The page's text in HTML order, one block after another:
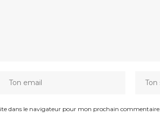
dans le navigateur pour mon prochain commentaire.